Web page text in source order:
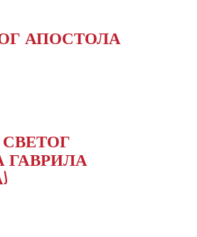
АПОСТОЛА
ГАВРИЛА